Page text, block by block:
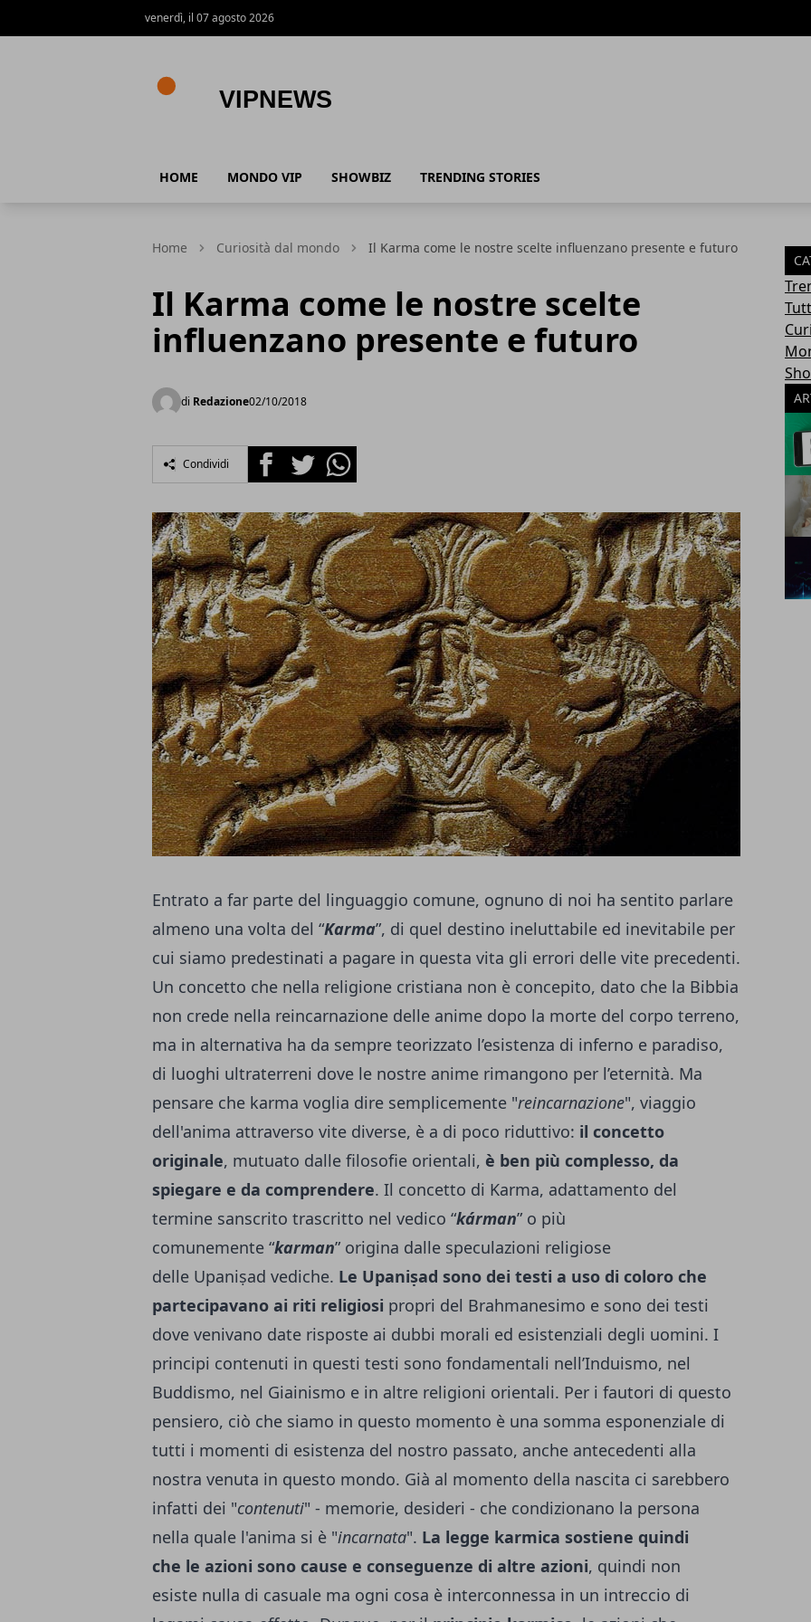
venerdì, il 07 agosto 2026
HOME MONDO VIP SHOWBIZ TRENDING STORIES
Home Curiosità dal mondo Il Karma come le nostre scelte influenzano presente e futuro
Il Karma come le nostre scelte
influenzano presente e futuro
di Redazione02/10/2018
Condividi FacebookTwitterWhatsapp
Entrato a far parte del linguaggio comune, ognuno di noi ha sentito parlare
almeno una volta del “Karma”, di quel destino ineluttabile ed inevitabile per
cui siamo predestinati a pagare in questa vita gli errori delle vite precedenti.
Un concetto che nella religione cristiana non è concepito, dato che la Bibbia
non crede nella reincarnazione delle anime dopo la morte del corpo terreno,
ma in alternativa ha da sempre teorizzato l’esistenza di inferno e paradiso,
di luoghi ultraterreni dove le nostre anime rimangono per l’eternità. Ma
pensare che karma voglia dire semplicemente "reincarnazione", viaggio
dell'a­nima attraverso vite diverse, è a di poco riduttivo: il concetto
originale, mutuato dalle filosofie orientali, è ben più complesso, da
spiegare e da comprendere. Il concetto di Karma, adattamento del
termine sanscrito trascritto nel vedico “kárman” o più
comunemente “karman” origina dalle speculazioni religiose
delle Upaniṣad vediche. Le Upaniṣad sono dei testi a uso di coloro che
partecipavano ai riti religiosi propri del Brahmanesimo e sono dei testi
dove venivano date risposte ai dubbi morali ed esistenziali degli uomini. I
principi contenuti in questi testi sono fondamentali nell’Induismo, nel
Buddismo, nel Giainismo e in altre religioni orientali. Per i fautori di questo
pensiero, ciò che siamo in questo momento è una somma esponenziale di
tutti i momenti di esistenza del nostro passato, anche antecedenti alla
nostra venuta in questo mondo. Già al momento della nascita ci sarebbero
infatti dei "contenuti" - memorie, desi­deri - che condizionano la persona
nella quale l'anima si è "incarnata". La legge karmica sostiene quindi
che le azioni sono cause e conseguenze di altre azioni, quindi non
esiste nulla di casuale ma ogni cosa è interconnessa in un intreccio di